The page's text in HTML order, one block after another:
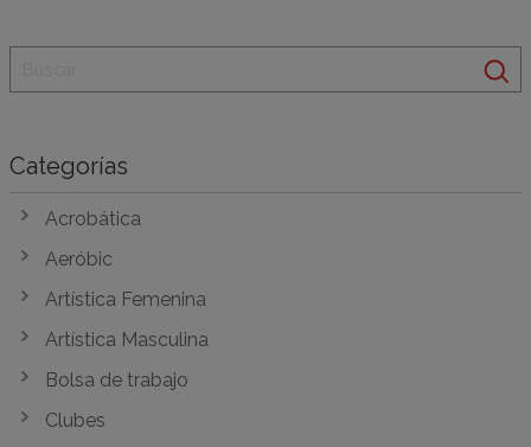
Categorías
Acrobática
Aeróbic
Artística Femenina
Artística Masculina
Bolsa de trabajo
Clubes